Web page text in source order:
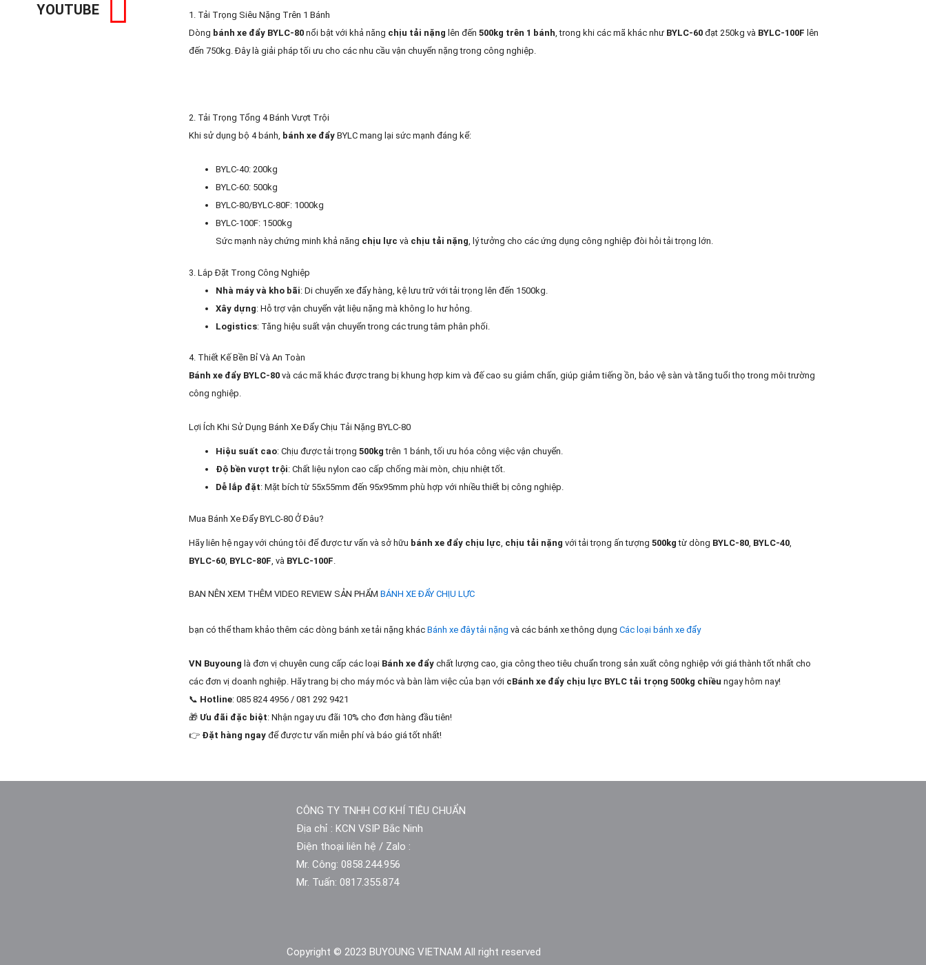
YOUTUBE
1. Tải Trọng Siêu Nặng Trên 1 Bánh
Dòng bánh xe đẩy BYLC-80 nổi bật với khả năng chịu tải nặng lên đến 500kg trên 1 bánh , trong khi các mã khác như BYLC-60 đạt 250kg và BYLC-100F lên
đến 750kg. Đây là giải pháp tối ưu cho các nhu cầu vận chuyển nặng trong công nghiệp.
2. Tải Trọng Tổng 4 Bánh Vượt Trội
Khi sử dụng bộ 4 bánh, bánh xe đẩy BYLC mang lại sức mạnh đáng kể:
BYLC-40: 200kg
BYLC-60: 500kg
BYLC-80/BYLC-80F: 1000kg
BYLC-100F: 1500kg
Sức mạnh này chứng minh khả năng chịu lực và chịu tải nặng, lý tưởng cho các ứng dụng công nghiệp đòi hỏi tải trọng lớn.
3. Lắp Đặt Trong Công Nghiệp
Nhà máy và kho bãi: Di chuyển xe đẩy hàng, kệ lưu trữ với tải trọng lên đến 1500kg.
Xây dựng: Hỗ trợ vận chuyển vật liệu nặng mà không lo hư hỏng.
Logistics: Tăng hiệu suất vận chuyển trong các trung tâm phân phối.
4. Thiết Kế Bền Bỉ Và An Toàn
Bánh xe đẩy BYLC-80 và các mã khác được trang bị khung hợp kim và đế cao su giảm chấn, giúp giảm tiếng ồn, bảo vệ sàn và tăng tuổi thọ trong môi trường
công nghiệp.
Lợi Ích Khi Sử Dụng Bánh Xe Đẩy Chịu Tải Nặng BYLC-80
Hiệu suất cao: Chịu được tải trọng 500kg trên 1 bánh, tối ưu hóa công việc vận chuyển.
Độ bền vượt trội: Chất liệu nylon cao cấp chống mài mòn, chịu nhiệt tốt.
Dễ lắp đặt: Mặt bích từ 55x55mm đến 95x95mm phù hợp với nhiều thiết bị công nghiệp.
Mua Bánh Xe Đẩy BYLC-80 Ở Đâu?
Hãy liên hệ ngay với chúng tôi để được tư vấn và sở hữu bánh xe đẩy chịu lực chịu tải nặng với tải trọng ấn tượng 500kg từ dòng BYLC-80 BYLC-40
BYLC-60 BYLC-80F , và BYLC-100F
BAN NÊN XEM THÊM VIDEO REVIEW SẢN PHẨM BÁNH XE ĐẨY CHỊU LỰC
bạn có thể tham khảo thêm các dòng bánh xe tải nặng khác Bánh xe đây tải nặng và các bánh xe thông dụng Các loại bánh xe đẩy
VN Buyoung là đơn vị chuyên cung cấp các loại Bánh xe đẩy chất lượng cao, gia công theo tiêu chuẩn trong sản xuất công nghiệp với giá thành tốt nhất cho
các đơn vị doanh nghiệp. Hãy trang bị cho máy móc và bàn làm việc của bạn với cBánh xe đẩy chịu lực BYLC tải trọng 500kg chiều ngay hôm nay!
📞 Hotline: 085 824 4956 / 081 292 9421
🎁 Ưu đãi đặc biệt: Nhận ngay ưu đãi 10% cho đơn hàng đầu tiên!
👉 Đặt hàng ngay để được tư vấn miễn phí và báo giá tốt nhất!
CÔNG TY TNHH CƠ KHÍ TIÊU CHUẨN
Địa chỉ : KCN VSIP Bắc Ninh
Điện thoại liên hệ / Zalo :
Mr. Công: 0858.244.956
Mr. Tuấn: 0817.355.874​
Copyright © 2023 BUYOUNG VIETNAM All right reserved